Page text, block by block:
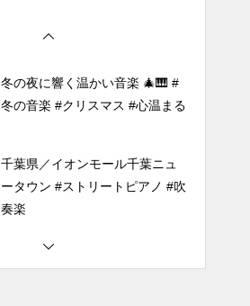
冬の夜に響く温かい音楽 🎄🎹 #
冬の音楽 #クリスマス #心温まる
千葉県／イオンモール千葉ニュ
ータウン #ストリートピアノ #吹
奏楽